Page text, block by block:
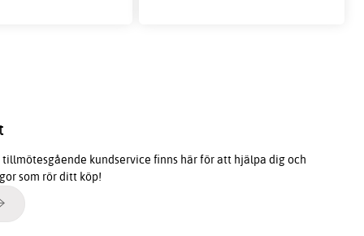
tillmötesgående kundservice finns här för att hjälpa dig och
som rör ditt köp!